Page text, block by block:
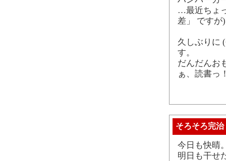
…最近ちょ
差」 ですが
久しぶりに
す。
だんだんお
ぁ、読書っ
そろそろ完治
今日も快晴
明日も干せ